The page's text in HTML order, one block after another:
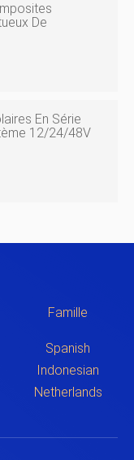
De
En Série
12/24/48V
Famille
Spanish
Indonesian
Netherlands